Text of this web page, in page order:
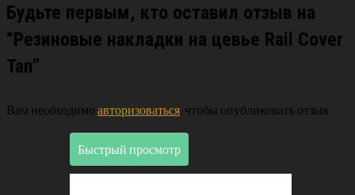
Будьте первым, кто оставил отзыв на
“Резиновые накладки на цевье Rail Cover
Tan”
Вам необходимо авторизоваться , чтобы опубликовать отзыв.
Быстрый просмотр